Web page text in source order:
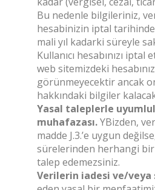
Bu nedenle bilgileriniz,
hesabinizin iptal
mali yıl kadarki süreyle
Kullanıcı hesabınızı
web sitemizdeki
görünmeyecektir ancak
hakkındaki bilgiler
Yasal taleplerle
muhafazası.YBizden,
madde J.3.’e uygun
sürelerinden herhangi
talep edemezsiniz.
Verilerin iadesi ve/veya